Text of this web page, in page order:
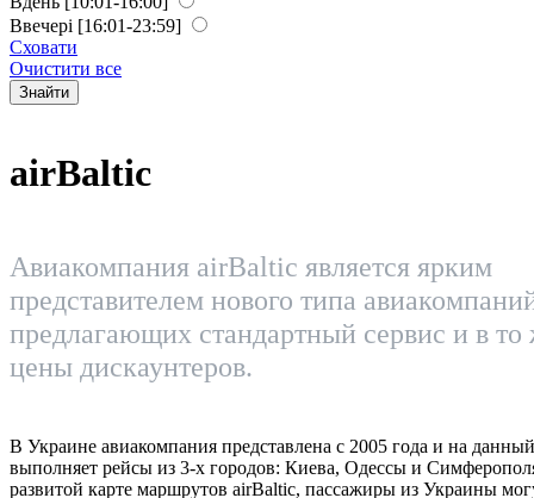
Ввечері [16:01-23:59]
Сховати
Очистити все
Знайти
airBaltic
Авиакомпания airBaltic является ярким
представителем нового типа
предлагающих стандартный сервис и в то
цены дискаунтеров.
В Украине авиакомпания представлена с 2005 года и на
выполняет рейсы из 3-х городов: Киева, Одессы и
развитой карте маршрутов airBaltic, пассажиры из Украины